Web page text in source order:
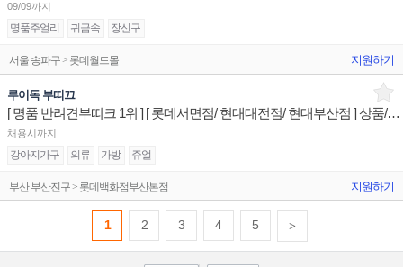
09/09까지
명품주얼리 귀금속 장신구
서울 송파구 > 롯데월드몰 지원하기
루이독 부띠끄
[ 명품 반려견부띠크 1위 ] [ 롯데서면점/ 현대대전점/ 현대부산점 ] 상품/니즈추천 판매전문직원
채용시까지
강아지가구 의류 가방 쥬얼
부산 부산진구 > 롯데백화점부산본점 지원하기
1 2 3 4 5 >